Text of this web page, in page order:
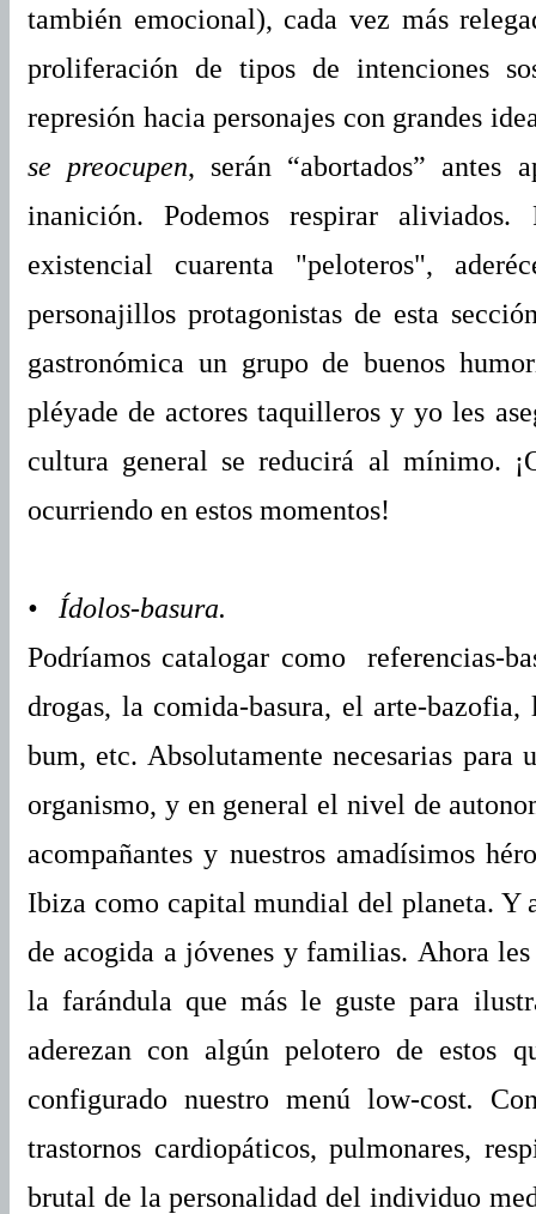
también emocional), cada vez más
proliferación de tipos de intenciones
represión hacia personajes con grandes
se preocupen, serán “abortados” antes
inanición. Podemos respirar aliviados.
existencial cuarenta "peloteros",
personajillos protagonistas de esta
gastronómica un grupo de buenos
pléyade de actores taquilleros y yo les
cultura general se reducirá al mínimo.
ocurriendo en estos momentos!
• Ídolos-basura.
Podríamos catalogar como referencias-
drogas, la comida-basura, el arte-
bum, etc. Absolutamente necesarias
organismo, y en general el nivel de
acompañantes y nuestros amadísimos
Ibiza como capital mundial del planeta. Y
de acogida a jóvenes y familias. Ahora
la farándula que más le guste para
aderezan con algún pelotero de estos
configurado nuestro menú low-cost.
trastornos cardiopáticos, pulmonares,
brutal de la personalidad del individuo